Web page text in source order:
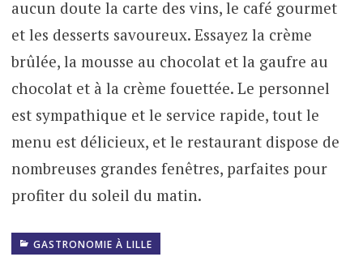
aucun doute la carte des vins, le café gourmet
et les desserts savoureux. Essayez la crème
brûlée, la mousse au chocolat et la gaufre au
chocolat et à la crème fouettée. Le personnel
est sympathique et le service rapide, tout le
menu est délicieux, et le restaurant dispose de
nombreuses grandes fenêtres, parfaites pour
profiter du soleil du matin.
GASTRONOMIE À LILLE